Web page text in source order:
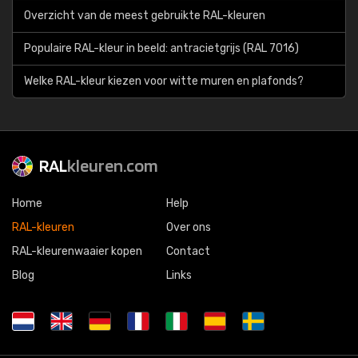
Overzicht van de meest gebruikte RAL-kleuren
Populaire RAL-kleur in beeld: antracietgrijs (RAL 7016)
Welke RAL-kleur kiezen voor witte muren en plafonds?
RALkleuren.com
Home
RAL-kleuren
RAL-kleurenwaaier kopen
Blog
Help
Over ons
Contact
Links